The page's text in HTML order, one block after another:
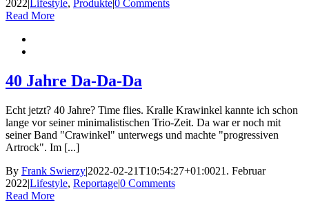
2022|Lifestyle, Produkte|0 Comments
Read More
40 Jahre Da-Da-Da
Echt jetzt? 40 Jahre? Time flies. Kralle Krawinkel kannte ich schon
lange vor seiner minimalistischen Trio-Zeit. Da war er noch mit
seiner Band "Crawinkel" unterwegs und machte "progressiven
Artrock". Im [...]
By Frank Swierzy|2022-02-21T10:54:27+01:0021. Februar
2022|Lifestyle, Reportage|0 Comments
Read More